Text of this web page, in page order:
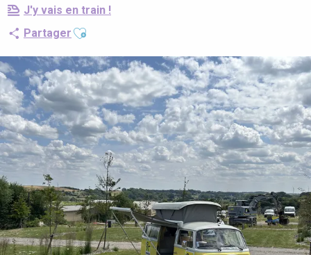
J'y vais en train !
Partager Ajouter aux favoris